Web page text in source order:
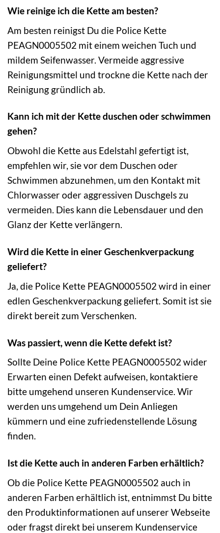
Wie reinige ich die Kette am besten?
Am besten reinigst Du die Police Kette
PEAGN0005502 mit einem weichen Tuch und
mildem Seifenwasser. Vermeide aggressive
Reinigungsmittel und trockne die Kette nach der
Reinigung gründlich ab.
Kann ich mit der Kette duschen oder schwimmen
gehen?
Obwohl die Kette aus Edelstahl gefertigt ist,
empfehlen wir, sie vor dem Duschen oder
Schwimmen abzunehmen, um den Kontakt mit
Chlorwasser oder aggressiven Duschgels zu
vermeiden. Dies kann die Lebensdauer und den
Glanz der Kette verlängern.
Wird die Kette in einer Geschenkverpackung
geliefert?
Ja, die Police Kette PEAGN0005502 wird in einer
edlen Geschenkverpackung geliefert. Somit ist sie
direkt bereit zum Verschenken.
Was passiert, wenn die Kette defekt ist?
Sollte Deine Police Kette PEAGN0005502 wider
Erwarten einen Defekt aufweisen, kontaktiere
bitte umgehend unseren Kundenservice. Wir
werden uns umgehend um Dein Anliegen
kümmern und eine zufriedenstellende Lösung
finden.
Ist die Kette auch in anderen Farben erhältlich?
Ob die Police Kette PEAGN0005502 auch in
anderen Farben erhältlich ist, entnimmst Du bitte
den Produktinformationen auf unserer Webseite
oder fragst direkt bei unserem Kundenservice